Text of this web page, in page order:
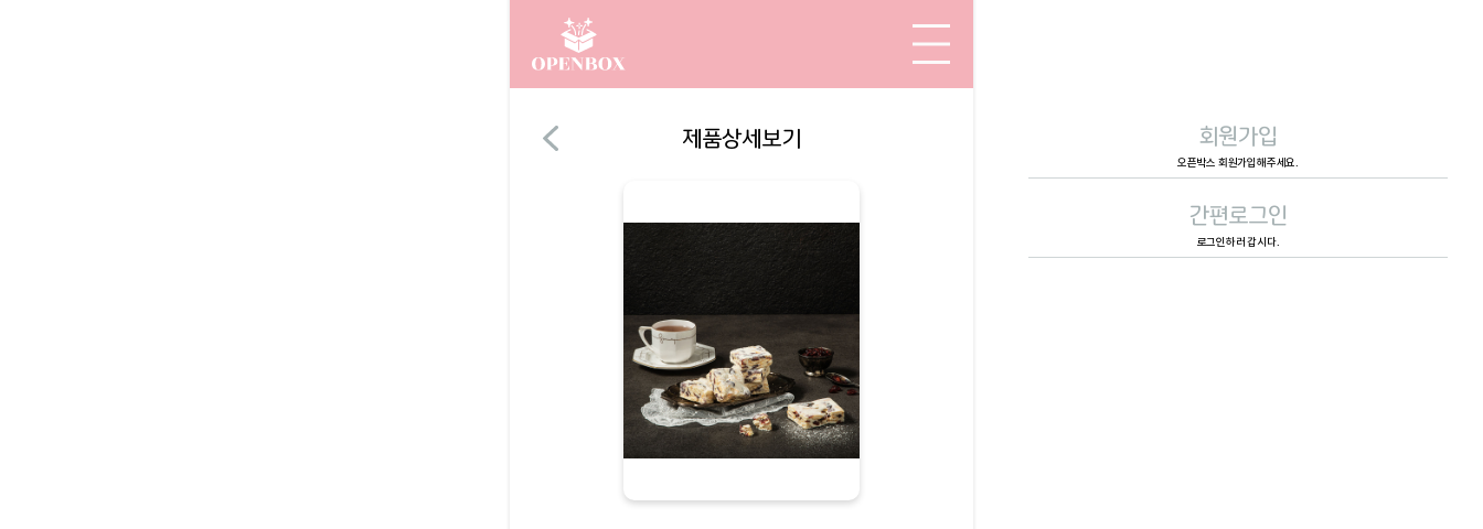
회원가입
오픈박스 회원가입해주세요.
간편로그인
로그인하러 갑시다.
제품상세보기